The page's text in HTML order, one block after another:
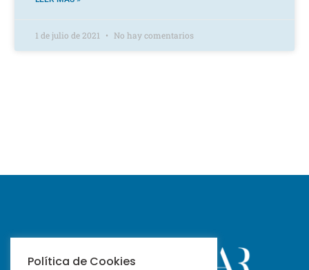
1 de julio de 2021 No hay comentarios
Política de Cookies